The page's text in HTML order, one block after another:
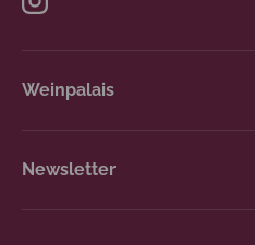
Instagram
Weinpalais
Newsletter